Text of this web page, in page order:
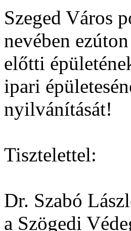
Szeged Város
nevében
előtti
ipari
nyilvánítását!
Tisztelettel:
Dr. Szabó
a Szögedi